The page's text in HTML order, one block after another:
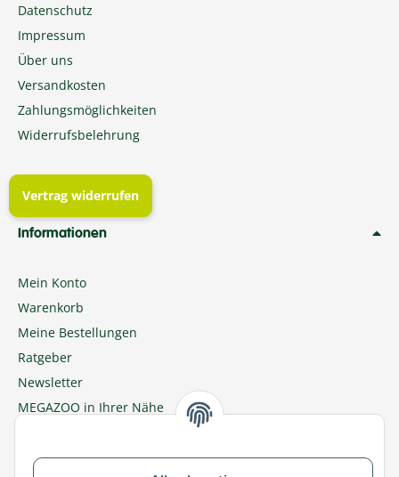
Datenschutz
Impressum
Über uns
Versandkosten
Zahlungsmöglichkeiten
Widerrufsbelehrung
Vertrag widerrufen
Informationen
Mein Konto
Warenkorb
Meine Bestellungen
Ratgeber
Newsletter
MEGAZOO in Ihrer Nähe
Zu MEGAZOO-nord.de wechseln